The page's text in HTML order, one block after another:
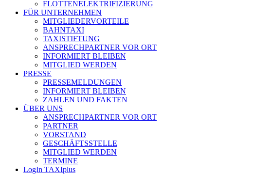
FLOTTENELEKTRIFIZIERUNG
FÜR UNTERNEHMEN
MITGLIEDERVORTEILE
BAHNTAXI
TAXISTIFTUNG
ANSPRECHPARTNER VOR ORT
INFORMIERT BLEIBEN
MITGLIED WERDEN
PRESSE
PRESSEMELDUNGEN
INFORMIERT BLEIBEN
ZAHLEN UND FAKTEN
ÜBER UNS
ANSPRECHPARTNER VOR ORT
PARTNER
VORSTAND
GESCHÄFTSSTELLE
MITGLIED WERDEN
TERMINE
LogIn TAXIplus